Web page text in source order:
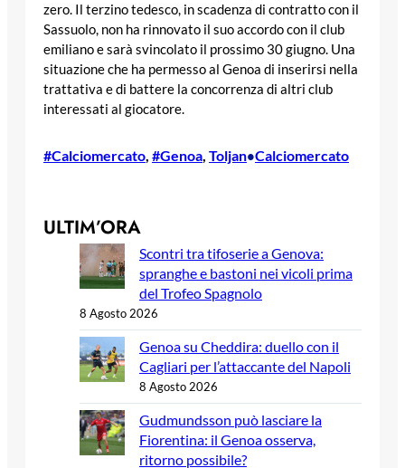
zero. Il terzino tedesco, in scadenza di contratto con il
Sassuolo, non ha rinnovato il suo accordo con il club
emiliano e sarà svincolato il prossimo 30 giugno. Una
situazione che ha permesso al Genoa di inserirsi nella
trattativa e di battere la concorrenza di altri club
interessati al giocatore.
#Calciomercato, #Genoa, Toljan•Calciomercato
ULTIM’ORA
Scontri tra tifoserie a Genova:
spranghe e bastoni nei vicoli prima
del Trofeo Spagnolo
8 Agosto 2026
Genoa su Cheddira: duello con il
Cagliari per l’attaccante del Napoli
8 Agosto 2026
Gudmundsson può lasciare la
Fiorentina: il Genoa osserva,
ritorno possibile?